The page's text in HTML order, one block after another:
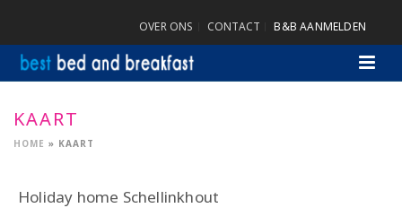
OVER ONS CONTACT B&B AANMELDEN
KAART
HOME » KAART
Holiday home Schellinkhout